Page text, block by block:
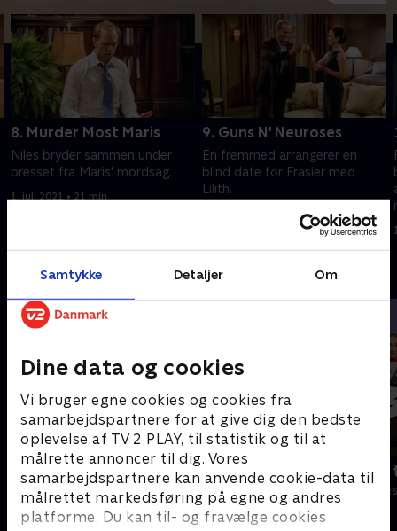
Samtykke Detaljer Om
Dine data og cookies
Vi bruger egne cookies og cookies fra
samarbejdspartnere for at give dig den bedste
oplevelse af TV 2 PLAY, til statistik og til at
målrette annoncer til dig. Vores
samarbejdspartnere kan anvende cookie-data til
målrettet markedsføring på egne og andres
platforme. Du kan til- og fravælge cookies
8. Murder Most Maris
Niles bryder sammen under
presset fra Maris' mordsag.
1. juli 2021 • 21 min
9. Guns N' Neuroses
En fremmed arrangerer en
blind date for Frasier med
Lilith.
Andre så også
Robssons (dansk tale)
Komedie • 1 sæsoner
Bert (dansk
Komedie • 1